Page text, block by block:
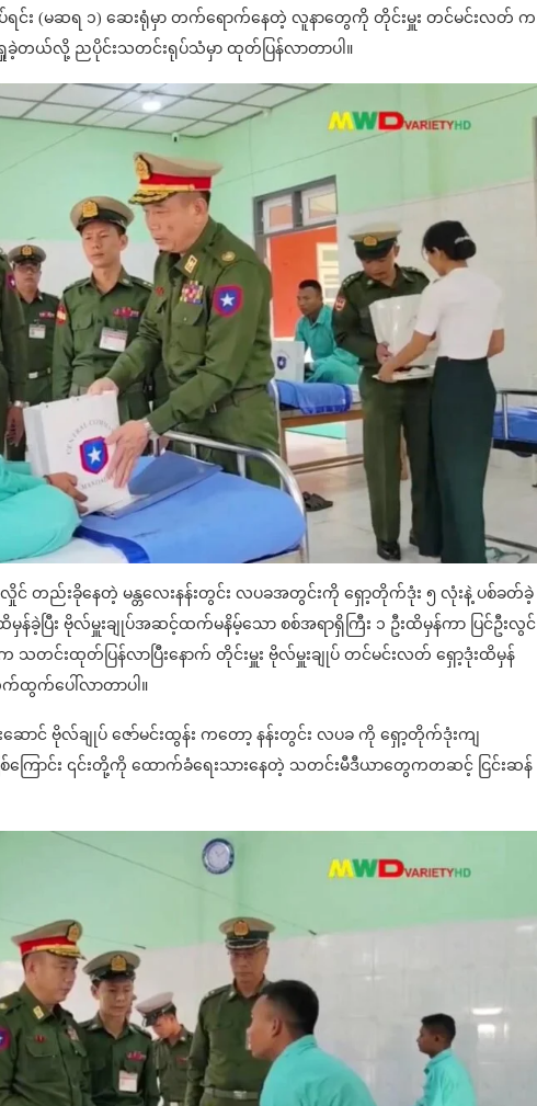
ပ်ရင်း (မဆရ ၁) ဆေးရုံမှာ တက်ရောက်နေတဲ့ လူနာတွေကို တိုင်းမှူး တင်မင်းလတ် က
ရှုခဲ့တယ်လို့ ညပိုင်းသတင်းရုပ်သံမှာ ထုတ်ပြန်လာတာပါ။
လှိုင် တည်းခိုနေတဲ့ မန္တလေးနန်းတွင်း လပခအတွင်းကို ရှော့တိုက်ဒုံး ၅ လုံးနဲ့ ပစ်ခတ်ခဲ့
န်ခဲ့ပြီး ဗိုလ်မှူးချုပ်အဆင့်ထက်မနိမ့်သော စစ်အရာရှိကြီး ၁ ဦးထိမှန်ကာ ပြင်ဦးလွင်
သတင်းထုတ်ပြန်လာပြီးနောက် တိုင်းမှူး ဗိုလ်မှူးချုပ် တင်မင်းလတ် ရှော့ဒုံးထိမှန်
က်ပေါ်လာတာပါ။
ောင် ဗိုလ်ချုပ် ဇော်မင်းထွန်း ကတော့ နန်းတွင်း လပခ ကို ရှော့တိုက်ဒုံးကျ
ဖြစ်ကြောင်း ၎င်းတို့ကို ထောက်ခံရေးသားနေတဲ့ သတင်းမီဒီယာတွေကတဆင့် ငြင်းဆန်